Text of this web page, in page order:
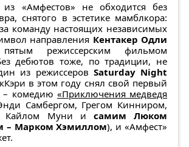
«Амфестов» не обходится без
снятого в эстетике мамблкора:
команду настоящих независимых
направления Кентакер Одли
режиссерским фильмом
дебютов тоже, по традиции, не
из режиссеров Saturday Night
в этом году снял свой первый
– комедию «Приключения медведя
Самбергом, Грегом Кинниром,
Кайлом Муни и самим Люком
– Марком Хэмиллом), и «Амфест»